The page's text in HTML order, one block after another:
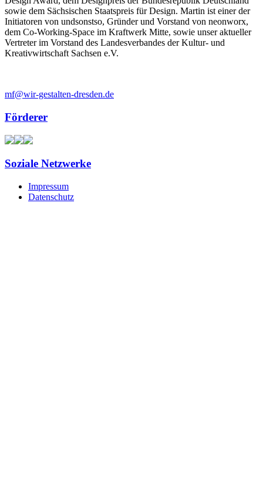
sowie dem Sächsischen Staatspreis für Design. Martin ist einer der
Initiatoren von undsonstso, Gründer und Vorstand von neonworx,
dem Co-Working-Space im Kraftwerk Mitte, sowie unser aktueller
Vertreter im Vorstand des Landesverbandes der Kultur- und
Kreativwirtschaft Sachsen e.V.
mf@wir-gestalten-dresden.de
Förderer
Soziale Netzwerke
Impressum
Datenschutz